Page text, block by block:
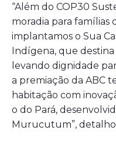
“Além do COP30
moradia para famílias
implantamos o Sua
Indígena, que
levando dignidade
a premiação da ABC
habitação com
o do Pará,
Murucutum”,